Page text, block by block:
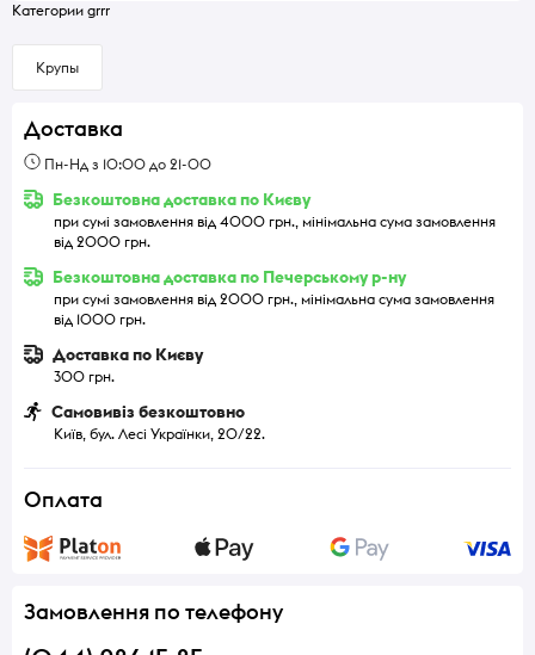
Категории grrr
Крупы
Доставка
Пн-Нд з 10:00 до 21-00
Безкоштовна доставка по Києву
при сумі замовлення від 4000 грн., мінімальна сума замовлення
від 2000 грн.
Безкоштовна доставка по Печерському р-ну
при сумі замовлення від 2000 грн., мінімальна сума замовлення
від 1000 грн.
Доставка по Києву
300 грн.
Самовивіз безкоштовно
Київ, бул. Лесі Українки, 20/22.
Оплата
Замовлення по телефону